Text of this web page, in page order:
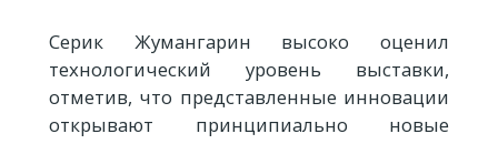
Серик Жумангарин высоко оценил
технологический уровень выставки,
отметив, что представленные инновации
открывают принципиально новые